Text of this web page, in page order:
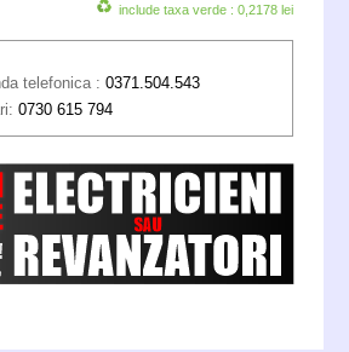
include taxa verde : 0,2178 lei
telefonica : 0371.504.543
0730 615 794